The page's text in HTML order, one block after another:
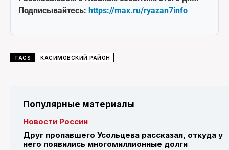
Подписывайтесь: https://max.ru/ryazan7info
TAGS КАСИМОВСКИЙ РАЙОН
Популярные материалы
Новости России
Друг пропавшего Усольцева рассказал, откуда у
него появились многомиллионные долги